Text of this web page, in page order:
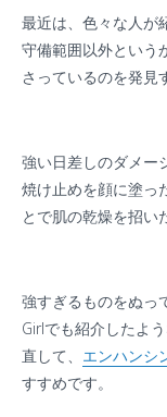
最近は、色々な人が
守備範囲以外という
さっているのを発見
強い日差しのダメー
焼け止めを顔に塗っ
とで肌の乾燥を招い
強すぎるものをぬっ
Girlでも紹介したよ
直して、 エンハンシ
すすめです。